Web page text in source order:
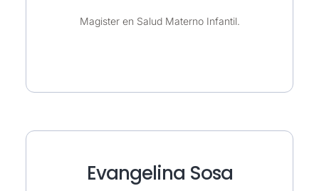
Magister en Salud Materno Infantil.
Evangelina Sosa